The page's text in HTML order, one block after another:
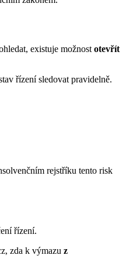
existuje možnost otevřít
řízení sledovat pravidelně.
rejstříku tento risk
řízení.
zda k výmazu z